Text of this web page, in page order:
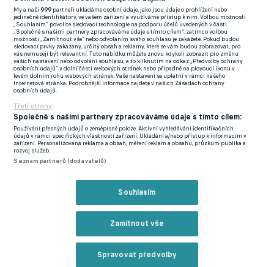
FlashFutbal (SK)
Tenisportal.cz
Tenisové zprávy
na Livesportu
Podmínky užití
Zásady ochrany osobních údajů
GDPR a žurnalistika
My a naši999 partneři ukládáme osobní údaje, jako jsou údaje o prohlížení nebo
jedinečné identifikátory, ve vašem zařízení a využíváme přístup k nim. Volbou možnosti
„Souhlasím“ povolíte sledovací technologie na podporu účelů uvedených v části
„Společně s našimi partnery zpracováváme údaje s tímto cílem“, zatímco volbou
možnosti „Zamítnout vše“ nebo odvoláním svého souhlasu je zakážete. Pokud budou
sledovací prvky zakázány, určitý obsah a reklamy, které se vám budou zobrazovat, pro
vás nemusejí být relevantní. Tuto nabídku můžete znovu kdykoli zobrazit pro změnu
vašich nastavení nebo odvolání souhlasu, a to kliknutím na odkaz „Předvolby ochrany
osobních údajů“ v dolní části webových stránek nebo případně na plovoucí ikonu v
levém dolním rohu webových stránek. Vaše nastavení se uplatní v rámci našeho
Internetová stránka. Podrobnější informace najdete v našich Zásadách ochrany
osobních údajů.
Třetí strany
Společně s našimi partnery zpracováváme údaje s tímto cílem:
Používání přesných údajů o zeměpisné poloze. Aktivní vyhledávání identifikačních
údajů v rámci specifických vlastností zařízení. Ukládání a/nebo přístup k informacím v
zařízení. Personalizovaná reklama a obsah, měření reklam a obsahu, průzkum publika a
rozvoj služeb.
Seznam partnerů (dodavatelů)
Souhlasím
Zamítnout vše
Spravovat předvolby